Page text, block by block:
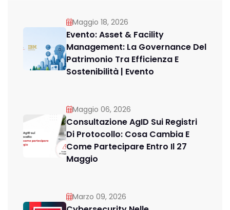
Maggio 18, 2026
Evento: Asset & Facility
Management: La Governance Del
Patrimonio Tra Efficienza E
Sostenibilità | Evento
Maggio 06, 2026
Consultazione AgID Sui Registri
Di Protocollo: Cosa Cambia E
Come Partecipare Entro Il 27
Maggio
Marzo 09, 2026